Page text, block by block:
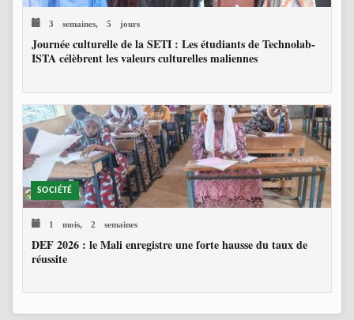
3 semaines, 5 jours
Journée culturelle de la SETI : Les étudiants de Technolab-
ISTA célèbrent les valeurs culturelles maliennes
SOCIÉTÉ
1 mois, 2 semaines
DEF 2026 : le Mali enregistre une forte hausse du taux de
réussite